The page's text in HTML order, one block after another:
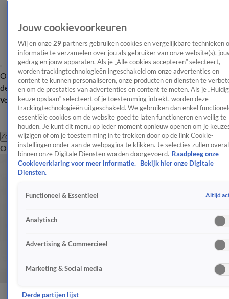
OverzichtAfleveringen Entertainment TV Algemeen
Tip
de redactieNieuwsbrief
Volg Shownieuws
Zoeken
OverzichtEntertainmentSpraakmakendRealityCrimeVideo's
Jouw cookievoorkeuren
Wij en onze 29 partners gebruiken cookies en vergelijkbare technieken
informatie te verzamelen over jou als gebruiker van onze website(s),
gedrag en jouw apparaten. Als je „Alle cookies accepteren” selecteert,
worden trackingtechnologieën ingeschakeld om onze advertenties en
content te kunnen personaliseren, onze producten en diensten te
en om de prestaties van advertenties en content te meten. Als je
keuze opslaan” selecteert of je toestemming intrekt, worden deze
trackingtechnologieën uitgeschakeld. We gebruiken dan enkel
essentiële cookies om de website goed te laten functioneren en veilig te
houden. Je kunt dit menu op ieder moment opnieuw openen om je
wijzigen of om je toestemming in te trekken door op de link Cookie-
instellingen onder aan de webpagina te klikken. Je selecties zullen overal
binnen onze Digitale Diensten worden doorgevoerd. Raadpleeg onze
Cookieverklaring voor meer informatie.
Bekijk hier onze Digitale
Diensten.
Functioneel & Essentieel Altijd
Analytisch
Advertising & Commercieel
Marketing & Social media
Derde partijen lijst